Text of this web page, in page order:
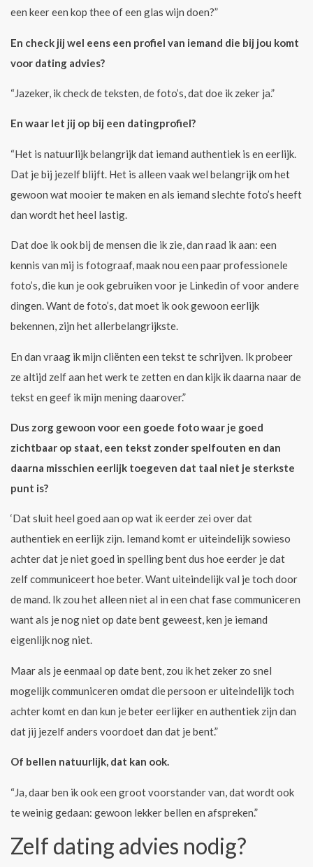
een keer een kop thee of een glas wijn doen?”
En check jij wel eens een profiel van iemand die bij jou komt
voor dating advies?
“Jazeker, ik check de teksten, de foto’s, dat doe ik zeker ja.”
En waar let jij op bij een datingprofiel?
“Het is natuurlijk belangrijk dat iemand authentiek is en eerlijk.
Dat je bij jezelf blijft. Het is alleen vaak wel belangrijk om het
gewoon wat mooier te maken en als iemand slechte foto’s heeft
dan wordt het heel lastig.
Dat doe ik ook bij de mensen die ik zie, dan raad ik aan: een
kennis van mij is fotograaf, maak nou een paar professionele
foto’s, die kun je ook gebruiken voor je Linkedin of voor andere
dingen. Want de foto’s, dat moet ik ook gewoon eerlijk
bekennen, zijn het allerbelangrijkste.
En dan vraag ik mijn cliënten een tekst te schrijven. Ik probeer
ze altijd zelf aan het werk te zetten en dan kijk ik daarna naar de
tekst en geef ik mijn mening daarover.”
Dus zorg gewoon voor een goede foto waar je goed
zichtbaar op staat, een tekst zonder spelfouten en dan
daarna misschien eerlijk toegeven dat taal niet je sterkste
punt is?
‘Dat sluit heel goed aan op wat ik eerder zei over dat
authentiek en eerlijk zijn. Iemand komt er uiteindelijk sowieso
achter dat je niet goed in spelling bent dus hoe eerder je dat
zelf communiceert hoe beter. Want uiteindelijk val je toch door
de mand. Ik zou het alleen niet al in een chat fase communiceren
want als je nog niet op date bent geweest, ken je iemand
eigenlijk nog niet.
Maar als je eenmaal op date bent, zou ik het zeker zo snel
mogelijk communiceren omdat die persoon er uiteindelijk toch
achter komt en dan kun je beter eerlijker en authentiek zijn dan
dat jij jezelf anders voordoet dan dat je bent.”
Of bellen natuurlijk, dat kan ook.
“Ja, daar ben ik ook een groot voorstander van, dat wordt ook
te weinig gedaan: gewoon lekker bellen en afspreken.”
Zelf dating advies nodig?